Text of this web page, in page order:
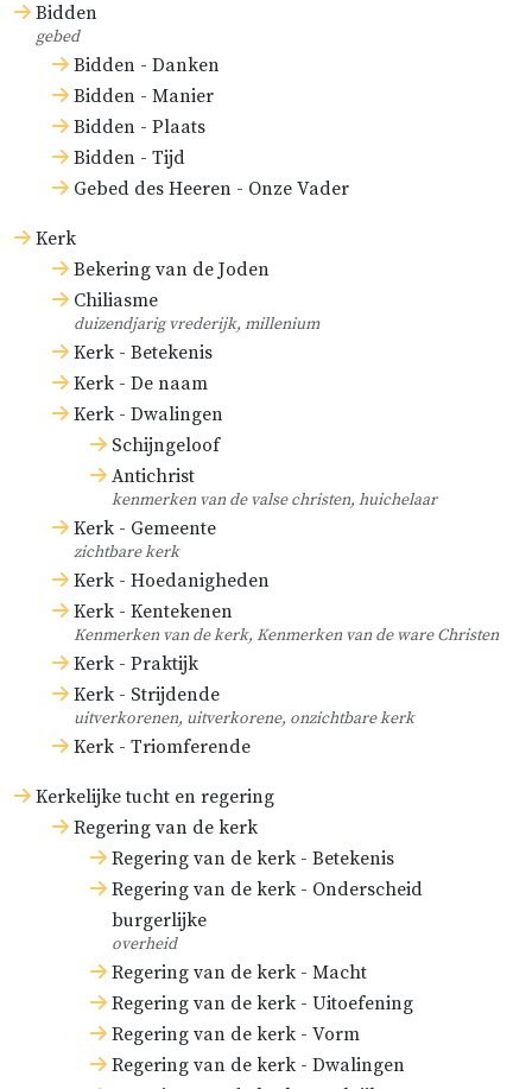
Bidden
gebed
Bidden - Danken
Bidden - Manier
Bidden - Plaats
Bidden - Tijd
Gebed des Heeren - Onze Vader
Kerk
Bekering van de Joden
Chiliasme
duizendjarig vrederijk, millenium
Kerk - Betekenis
Kerk - De naam
Kerk - Dwalingen
Schijngeloof
Antichrist
kenmerken van de valse christen, huichelaar
Kerk - Gemeente
zichtbare kerk
Kerk - Hoedanigheden
Kerk - Kentekenen
Kenmerken van de kerk, Kenmerken van de ware Christen
Kerk - Praktijk
Kerk - Strijdende
uitverkorenen, uitverkorene, onzichtbare kerk
Kerk - Triomferende
Kerkelijke tucht en regering
Regering van de kerk
Regering van de kerk - Betekenis
Regering van de kerk - Onderscheid
burgerlijke
overheid
Regering van de kerk - Macht
Regering van de kerk - Uitoefening
Regering van de kerk - Vorm
Regering van de kerk - Dwalingen